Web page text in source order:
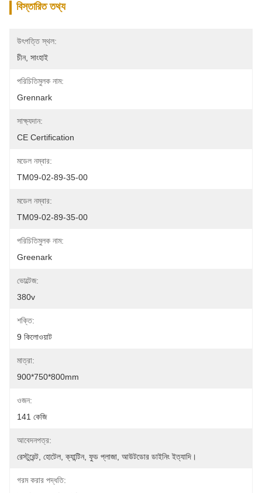
বিস্তারিত তথ্য
উৎপত্তি স্থল:
চীন, সাংহাই
পরিচিতিমুলক নাম:
Grennark
সাক্ষ্যদান:
CE Certification
মডেল নম্বার:
TM09-02-89-35-00
মডেল নম্বার:
TM09-02-89-35-00
পরিচিতিমুলক নাম:
Greenark
ভোল্টেজ:
380v
শক্তি:
9 কিলোওয়াট
মাত্রা:
900*750*800mm
ওজন:
141 কেজি
আবেদনপত্র:
রেস্টুরেন্ট, হোটেল, ক্যান্টিন, ফুড প্লাজা, আউটডোর ডাইনিং ইত্যাদি।
গরম করার পদ্ধতি: